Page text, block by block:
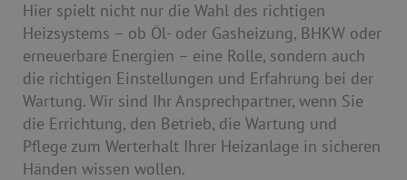
Hier spielt nicht nur die Wahl des richtigen
Heizsystems – ob Öl- oder Gasheizung, BHKW oder
erneuerbare Energien – eine Rolle, sondern auch
die richtigen Einstellungen und Erfahrung bei der
Wartung. Wir sind Ihr Ansprechpartner, wenn Sie
die Errichtung, den Betrieb, die Wartung und
Pflege zum Werterhalt Ihrer Heizanlage in sicheren
Händen wissen wollen.